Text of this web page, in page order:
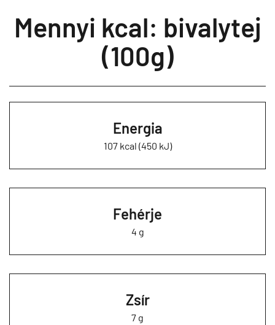
Mennyi kcal: bivalytej
(100g)
Energia
107 kcal (450 kJ)
Fehérje
4 g
Zsír
7 g